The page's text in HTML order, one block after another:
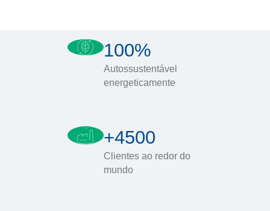
100%
Autossustentável
energeticamente
+4500
Clientes ao redor do
mundo